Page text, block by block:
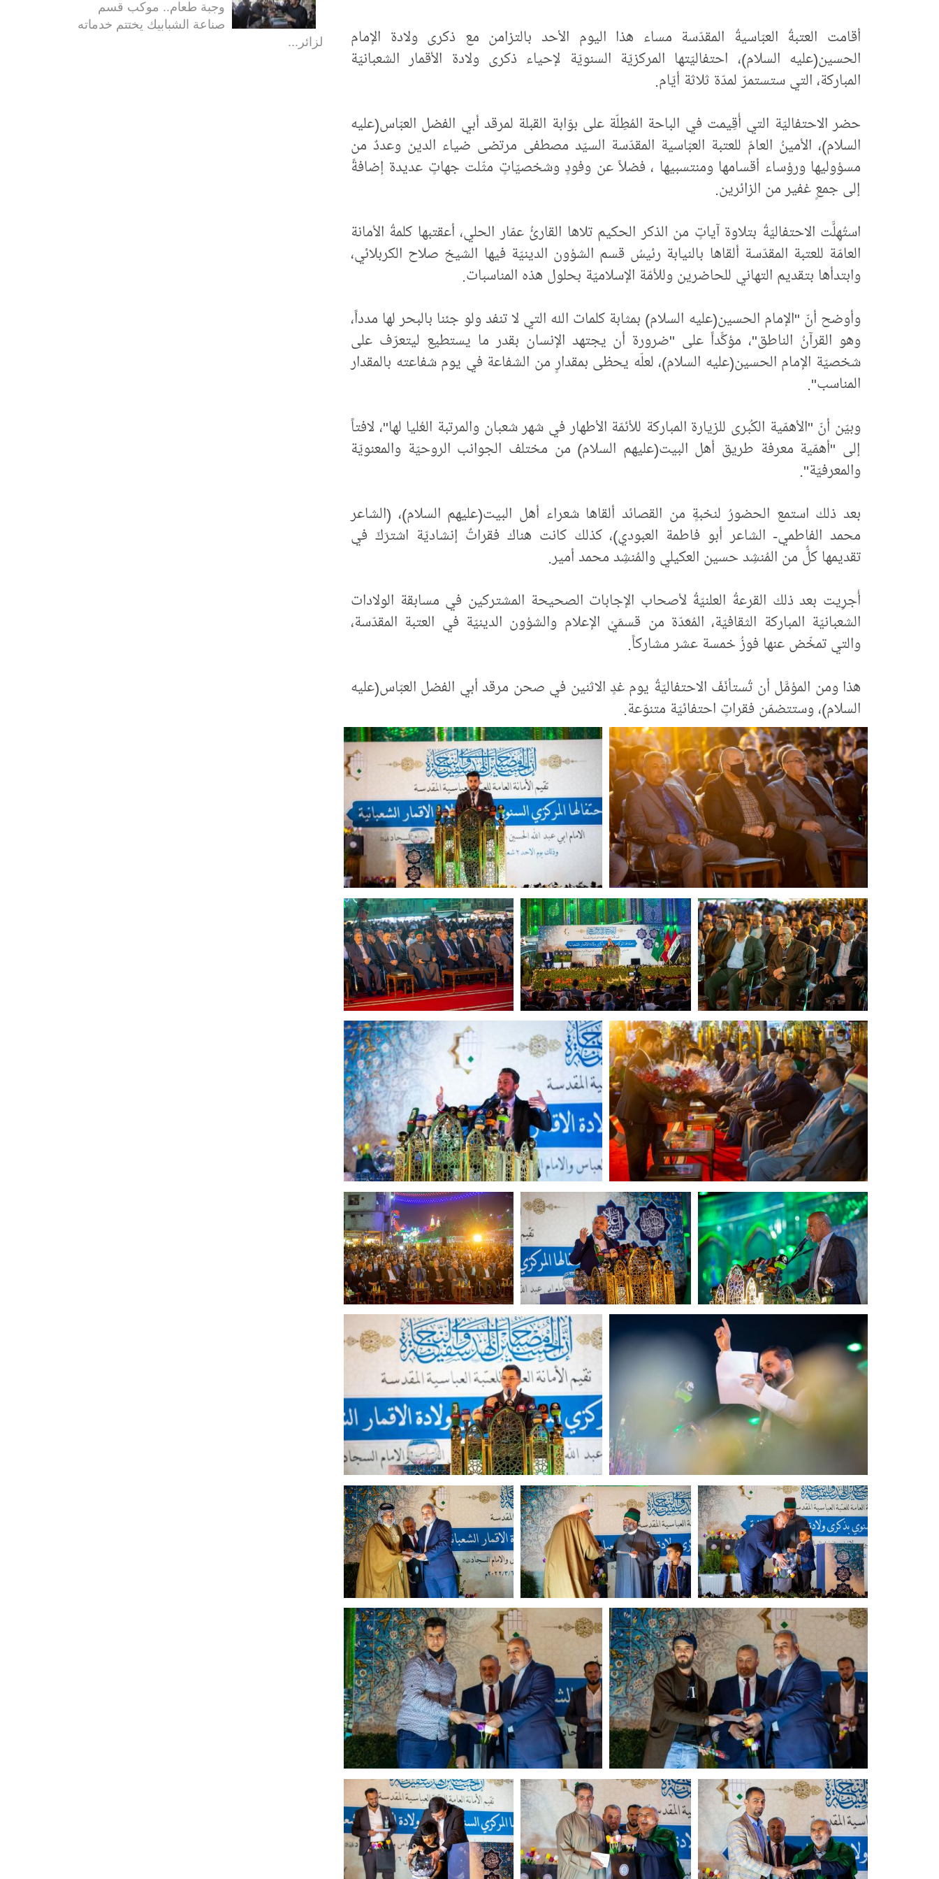
أقامت العتبةُ العبّاسيةُ المقدّسة مساء هذا اليوم الأحد بالتزامن مع ذكرى ولادة الإمام
الحسين(عليه السلام)، احتفاليّتها المركزيّة السنويّة لإحياء ذكرى ولادة الأقمار الشعبانيّة
المباركة، التي ستستمرّ لمدّة ثلاثة أيّام.
حضر الاحتفاليّة التي أُقِيمت في الباحة المُطِلّة على بوّابة القبلة لمرقد أبي الفضل العبّاس(عليه
السلام)، الأمينُ العامّ للعتبة العبّاسية المقدّسة السيّد مصطفى مرتضى ضياء الدين وعددٌ من
مسؤوليها ورؤساء أقسامها ومنتسبيها ، فضلاً عن وفودٍ وشخصيّاتٍ مثّلت جهاتٍ عديدة إضافةً
إلى جمعٍ غفير من الزائرين.
استُهِلَّت الاحتفاليّةُ بتلاوة آياتٍ من الذكر الحكيم تلاها القارئُ عمّار الحلي، أعقتبها كلمةُ الأمانة
العامّة للعتبة المقدّسة ألقاها بالنيابة رئيسُ قسم الشؤون الدينيّة فيها الشيخ صلاح الكربلائي،
وابتدأها بتقديم التهاني للحاضرين وللأمّة الإسلاميّة بحلول هذه المناسبات.
وأوضح أنّ "الإمام الحسين(عليه السلام) بمثابة كلمات الله التي لا تنفد ولو جئنا بالبحر لها مدداً،
وهو القرآنُ الناطق"، مؤكِّداً على "ضرورة أن يجتهد الإنسان بقدر ما يستطيع ليتعرّف على
شخصيّة الإمام الحسين(عليه السلام)، لعلّه يحظى بمقدارٍ من الشفاعة في يوم شفاعته بالمقدار
المناسب".
وبيّن أنّ "الأهمّية الكُبرى للزيارة المباركة للأئمّة الأطهار في شهر شعبان والمرتبة العُليا لها"، لافتاً
إلى "أهمّية معرفة طريق أهل البيت(عليهم السلام) من مختلف الجوانب الروحيّة والمعنويّة
والمعرفيّة".
بعد ذلك استمع الحضورُ لنخبةٍ من القصائد ألقاها شعراء أهل البيت(عليهم السلام)، (الشاعر
محمد الفاطمي- الشاعر أبو فاطمة العبودي)، كذلك كانت هناك فقراتٌ إنشاديّة اشترَكَ في
تقديمها كلٌّ من المُنشِد حسين العكيلي والمُنشِد محمد أمير.
أُجرِيت بعد ذلك القرعةُ العلنيّةُ لأصحاب الإجابات الصحيحة المشتركين في مسابقة الولادات
الشعبانيّة المباركة الثقافيّة، المُعَدّة من قسمَيْ الإعلام والشؤون الدينيّة في العتبة المقدّسة،
والتي تمخّض عنها فوزُ خمسة عشر مشاركاً.
هذا ومن المؤمَّل أن تُستأنَفَ الاحتفاليّةُ يوم غدٍ الاثنين في صحن مرقد أبي الفضل العبّاس(عليه
السلام)، وستتضمّن فقراتٍ احتفائيّة متنوّعة.
وجبة طعام.. موكب قسم
صناعة الشبابيك يختتم خدماته
لزائر...